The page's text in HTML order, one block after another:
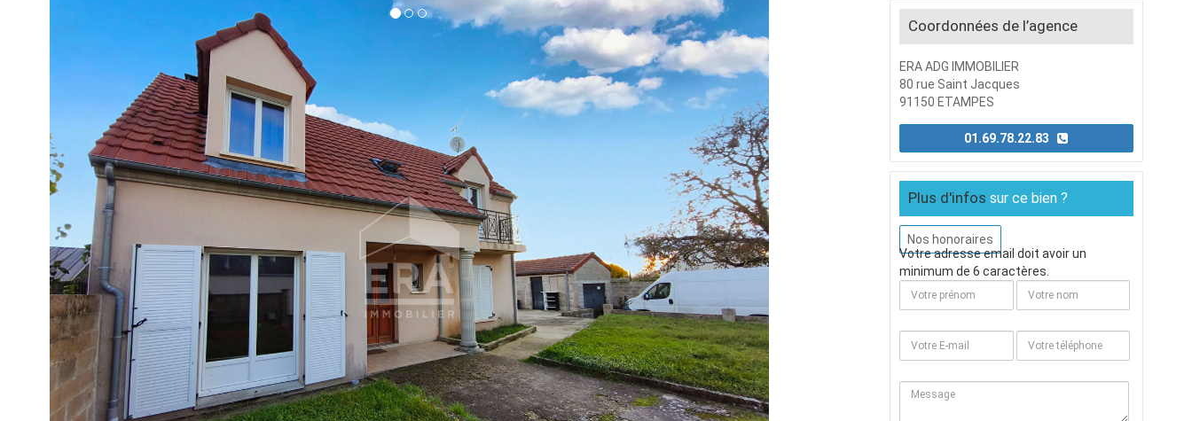
Coordonnées de l’agence
ERA ADG IMMOBILIER
80 rue Saint Jacques
91150 ETAMPES
01.69.78.22.83
Plus d'infos sur ce bien ?
Nos honoraires
Votre adresse email doit avoir un
minimum de 6 caractères.